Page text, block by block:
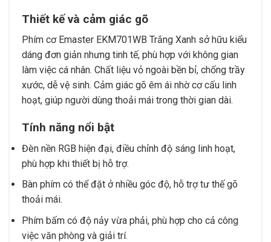
Thiết kế và cảm giác gõ
Phím cơ Emaster EKM701WB Trắng Xanh sở hữu kiểu
dáng đơn giản nhưng tinh tế, phù hợp với không gian
làm việc cá nhân. Chất liệu vỏ ngoài bền bỉ, chống trầy
xước, dễ vệ sinh. Cảm giác gõ êm ái nhờ cơ cấu linh
hoạt, giúp người dùng thoải mái trong thời gian dài.
Tính năng nổi bật
Đèn nền RGB hiện đại, điều chỉnh độ sáng linh hoạt,
phù hợp khi thiết bị hỗ trợ.
Bàn phím có thể đặt ở nhiều góc độ, hỗ trợ tư thế gõ
thoải mái.
Phím bấm có độ nảy vừa phải, phù hợp cho cả công
việc văn phòng và giải trí.